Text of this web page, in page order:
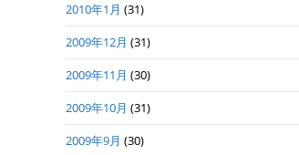
2010年1月 (31)
2009年12月 (31)
2009年11月 (30)
2009年10月 (31)
2009年9月 (30)